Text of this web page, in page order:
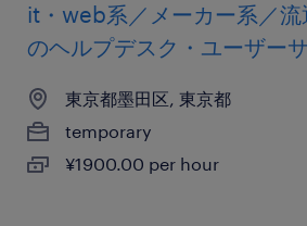
it・web系／メーカー系／流
のヘルプデスク・ユーザー
東京都墨田区, 東京都
temporary
¥1900.00 per hour